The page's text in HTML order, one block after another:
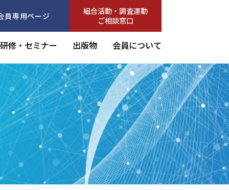
員専用ページ
組合活動・調査運動
ご相談窓口
研修・セミナー 出版物 会員について